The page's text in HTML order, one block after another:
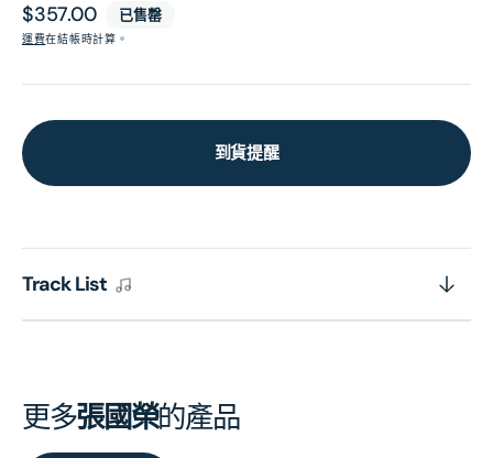
原
價
$357.00 已售罄
運費在結帳時計算。
到貨提醒
Track List
更多張國榮的產品